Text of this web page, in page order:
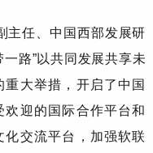
主任、中国西部发展研
一路”以共同发展共享未
大举措，开启了中国
迎的国际合作平台和
交流平台，加强软联